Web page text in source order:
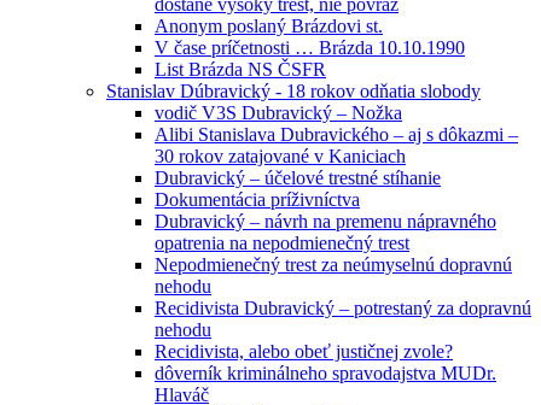
Anonym poslaný Brázdovi st.
V čase príčetnosti … Brázda 10.10.1990
List Brázda NS ČSFR
Stanislav Dúbravický - 18 rokov odňatia slobody
vodič V3S Dubravický – Nožka
Alibi Stanislava Dubravického – aj s dôkazmi –
30 rokov zatajované v Kaniciach
Dubravický – účelové trestné stíhanie
Dokumentácia príživníctva
Dubravický – návrh na premenu nápravného
opatrenia na nepodmienečný trest
Nepodmienečný trest za neúmyselnú dopravnú
nehodu
Recidivista Dubravický – potrestaný za dopravnú
nehodu
Recidivista, alebo obeť justičnej zvole?
dôverník kriminálneho spravodajstva MUDr.
Hlaváč